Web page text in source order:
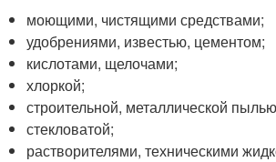
моющими, чистящими средствами;
удобрениями, известью, цементом;
кислотами, щелочами;
хлоркой;
строительной, металлической
стекловатой;
растворителями, техническими